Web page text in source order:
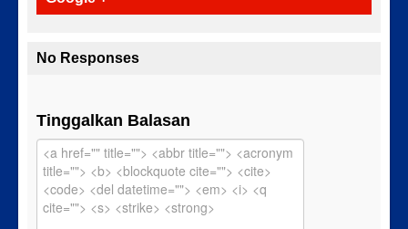
No Responses
Tinggalkan Balasan